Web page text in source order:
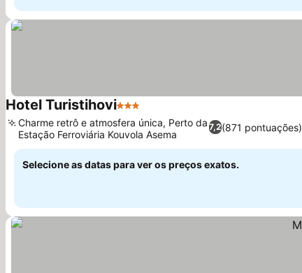
Hotel Turistihovi3 Estrelas
7,2(871 pontuações)
Charme retrô e atmosfera única, Perto da
Estação Ferroviária Kouvola Asema
Selecione as datas para ver os preços exatos.